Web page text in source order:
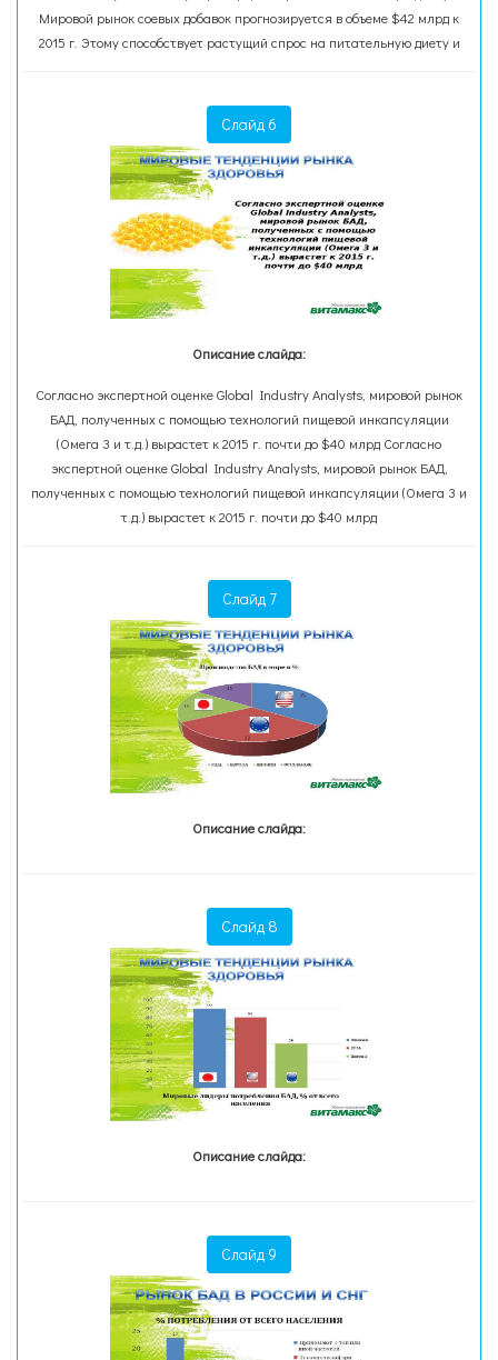
Мировой рынок соевых добавок прогнозируется в объеме $42 млрд к
2015 г. Этому способствует растущий спрос на питательную диету и
Слайд 6
Описание слайда:
Согласно экспертной оценке Global Industry Analysts, мировой рынок
БАД, полученных с помощью технологий пищевой инкапсуляции
(Омега 3 и т.д.) вырастет к 2015 г. почти до $40 млрд Согласно
экспертной оценке Global Industry Analysts, мировой рынок БАД,
полученных с помощью технологий пищевой инкапсуляции (Омега 3 и
т.д.) вырастет к 2015 г. почти до $40 млрд
Слайд 7
Описание слайда:
Слайд 8
Описание слайда:
Слайд 9